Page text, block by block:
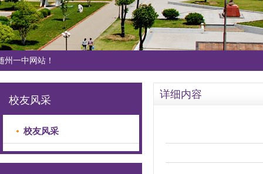
州一中网站！
详细内容
校友风采
校友风采